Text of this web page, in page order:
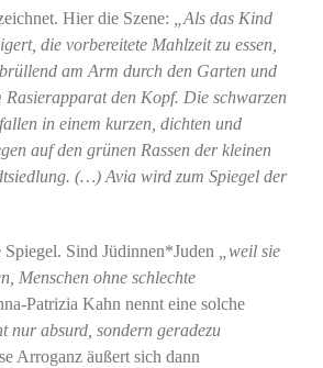
Hier die Szene: „Als das Kind
die vorbereitete Mahlzeit zu essen,
am Arm durch den Garten und
den Kopf. Die schwarzen
in einem kurzen, dichten und
auf den grünen Rassen der kleinen
(…) Avia wird zum Spiegel der
Spiegel. Sind Jüdinnen*Juden „weil sie
Menschen ohne schlechte
Patrizia Kahn nennt eine solche
nur absurd, sondern geradezu
Arroganz äußert sich dann